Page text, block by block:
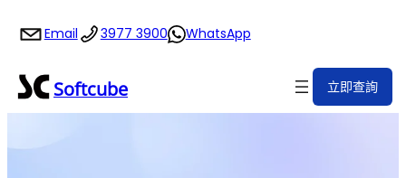
要
內
容
Email 3977 3900 WhatsApp
Softcube 立即查詢